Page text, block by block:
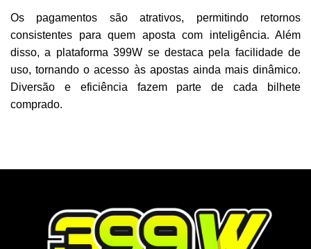
Os pagamentos são atrativos, permitindo retornos
consistentes para quem aposta com inteligência. Além
disso, a plataforma 399W se destaca pela facilidade de
uso, tornando o acesso às apostas ainda mais dinâmico.
Diversão e eficiência fazem parte de cada bilhete
comprado.